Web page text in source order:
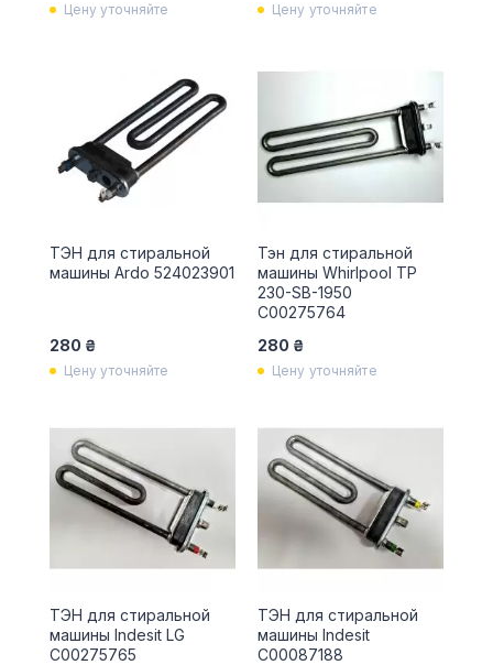
Цену уточняйте Цену уточняйте
ТЭН для стиральной
машины Ardo 524023901
280 ₴
Цену уточняйте
Тэн для стиральной
машины Whirlpool TP
230-SB-1950
C00275764
280 ₴
Цену уточняйте
ТЭН для стиральной
машины Indesit LG
C00275765
ТЭН для стиральной
машины Indesit
C00087188